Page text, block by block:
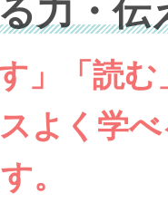
力・伝
」「読
よく学
。